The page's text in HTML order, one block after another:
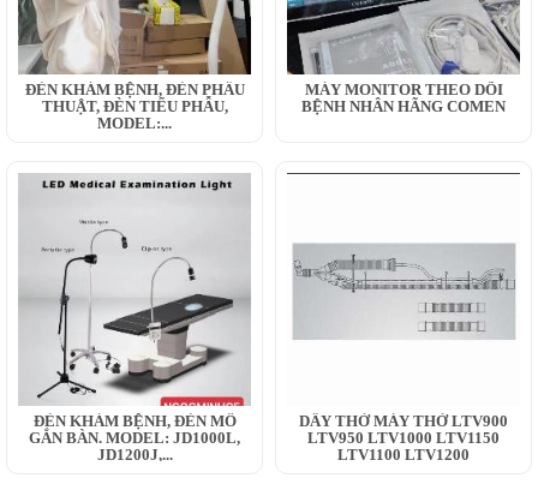
ĐÈN KHÁM BỆNH, ĐÈN PHẪU
THUẬT, ĐÈN TIỂU PHẪU,
MODEL:...
MÁY MONITOR THEO DÕI
BỆNH NHÂN HÃNG COMEN
ĐÈN KHÁM BỆNH, ĐÈN MỔ
GẮN BÀN. MODEL: JD1000L,
JD1200J,...
DÂY THỞ MÁY THỞ LTV900
LTV950 LTV1000 LTV1150
LTV1100 LTV1200